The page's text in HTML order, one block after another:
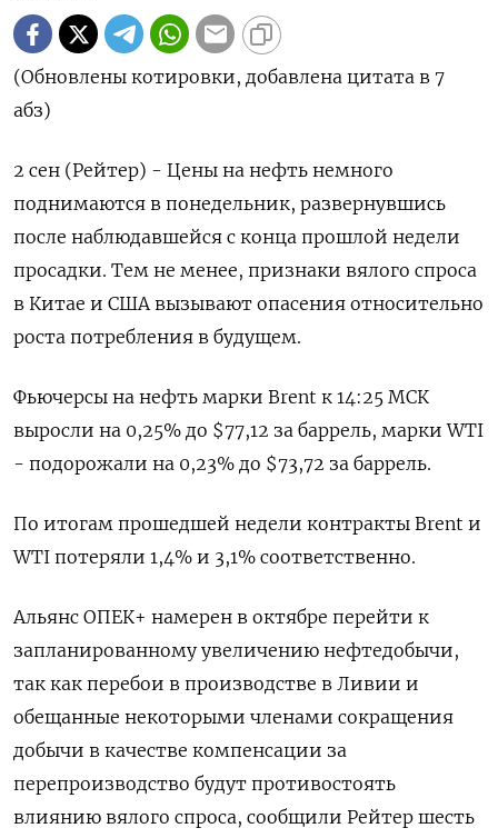
(Обновлены котировки, добавлена цитата в 7
абз)
2 сен (Рейтер) - Цены на нефть немного
поднимаются в понедельник, развернувшись
после наблюдавшейся с конца прошлой недели
просадки. Тем не менее, признаки вялого спроса
в Китае и США вызывают опасения относительно
роста потребления в будущем.
Фьючерсы на нефть марки Brent к 14:25 МСК
выросли на 0,25% до $77,12 за баррель, марки WTI
- подорожали на 0,23% до $73,72 за баррель.
По итогам прошедшей недели контракты Brent и
WTI потеряли 1,4% и 3,1% соответственно.
Альянс ОПЕК+ намерен в октябре перейти к
запланированному увеличению нефтедобычи,
так как перебои в производстве в Ливии и
обещанные некоторыми членами сокращения
добычи в качестве компенсации за
перепроизводство будут противостоять
влиянию вялого спроса, сообщили Рейтер шесть